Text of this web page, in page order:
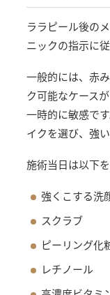
ララピール後の
ニックの指示に従
一般的には、赤
ク可能なケース
一時的に敏感で
イクを選び、強
施術当日は以下を
強くこする洗
スクラブ
ピーリング化
レチノール